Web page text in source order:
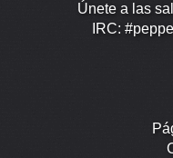
Únete a las
IRC: